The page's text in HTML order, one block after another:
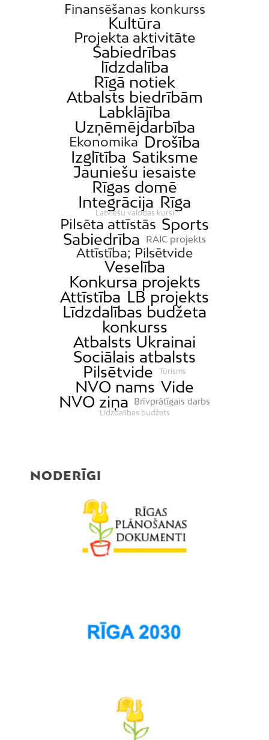
Finansēšanas konkurss
Kultūra
Projekta aktivitāte
Sabiedrības
līdzdalība
Rīgā notiek
Atbalsts biedrībām
Labklājība
Uzņēmējdarbība
Ekonomika Drošība
Izglītība Satiksme
Jauniešu iesaiste
Rīgas domē
Integrācija Rīga
Latviešu valodas kursi
Pilsēta attīstās Sports
Sabiedrība
RAIC projekts
Attīstība; Pilsētvide
Veselība
Konkursa projekts
Attīstība LB projekts
Līdzdalības budžeta
konkurss
Atbalsts Ukrainai
Sociālais atbalsts
Pilsētvide
Tūrisms
NVO nams Vide
NVO ziņa
Brīvprātīgais darbs
Līdzdalības budžets
NODERĪGI